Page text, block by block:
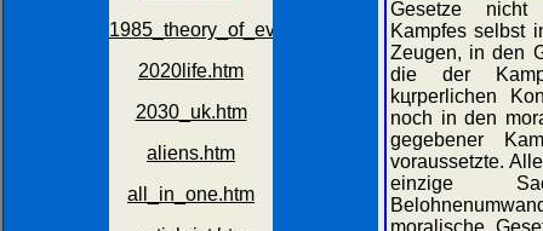
Gesetze
Kampfes selbst
Zeugen, in den
die der
kцrperlichen
noch in den
gegebener
voraussetzte.
einzige